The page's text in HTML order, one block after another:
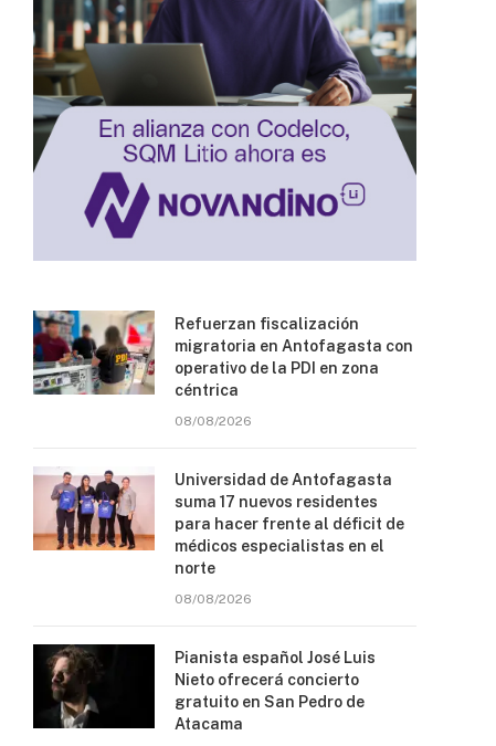
Refuerzan fiscalización
migratoria en Antofagasta con
operativo de la PDI en zona
céntrica
08/08/2026
Universidad de Antofagasta
suma 17 nuevos residentes
para hacer frente al déficit de
médicos especialistas en el
norte
08/08/2026
Pianista español José Luis
Nieto ofrecerá concierto
gratuito en San Pedro de
Atacama